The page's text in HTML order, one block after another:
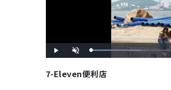
l
n
t
e
L
7-Eleven便利店